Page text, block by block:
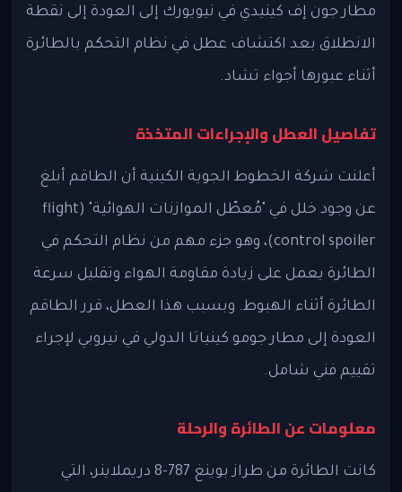
مطار جون إف كينيدي في نيويورك إلى العودة إلى نقطة
الانطلاق بعد اكتشاف عطل في نظام التحكم بالطائرة
أثناء عبورها أجواء تشاد.
تفاصيل العطل والإجراءات المتخذة
أعلنت شركة الخطوط الجوية الكينية أن الطاقم أبلغ
عن وجود خلل في "مُعطّل الموازنات الهوائية" (flight
control spoiler)، وهو جزء مهم من نظام التحكم في
الطائرة يعمل على زيادة مقاومة الهواء وتقليل سرعة
الطائرة أثناء الهبوط. وبسبب هذا العطل، قرر الطاقم
العودة إلى مطار جومو كينياتا الدولي في نيروبي لإجراء
تقييم فني شامل.
معلومات عن الطائرة والرحلة
كانت الطائرة من طراز بوينغ 787-8 دريملاينر، التي